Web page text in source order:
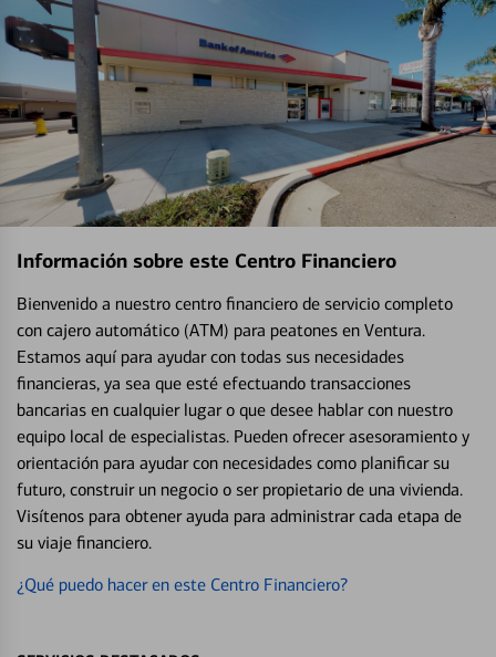
Información sobre este Centro Financiero
Bienvenido a nuestro centro financiero de servicio completo
con cajero automático (ATM) para peatones en Ventura.
Estamos aquí para ayudar con todas sus necesidades
financieras, ya sea que esté efectuando transacciones
bancarias en cualquier lugar o que desee hablar con nuestro
equipo local de especialistas. Pueden ofrecer asesoramiento y
orientación para ayudar con necesidades como planificar su
futuro, construir un negocio o ser propietario de una vivienda.
Visítenos para obtener ayuda para administrar cada etapa de
su viaje financiero.
¿Qué puedo hacer en este Centro Financiero?